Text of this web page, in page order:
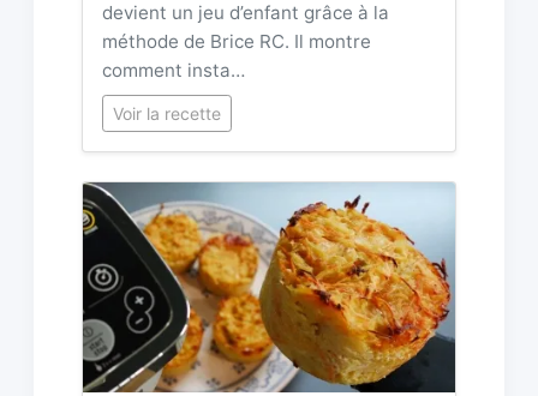
devient un jeu d’enfant grâce à la
méthode de Brice RC. Il montre
comment insta…
Voir la recette